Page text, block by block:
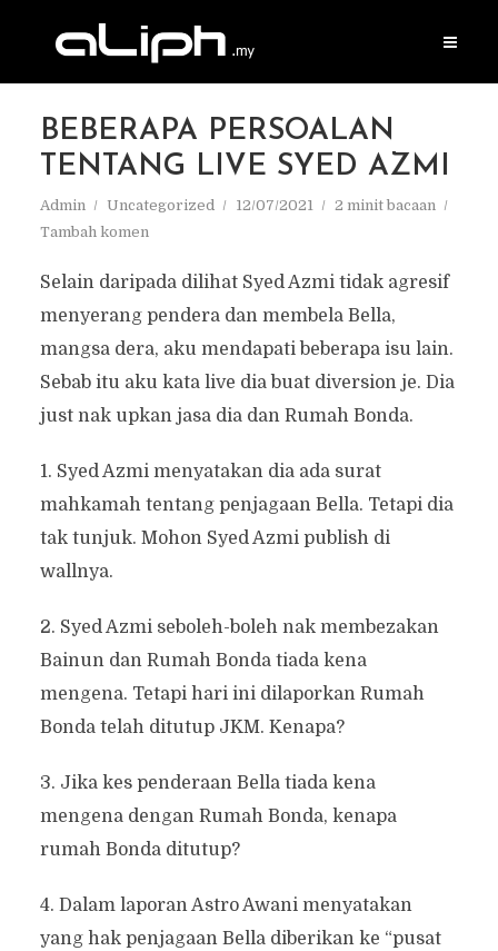
BEBERAPA PERSOALAN
TENTANG LIVE SYED AZMI
Admin Uncategorized 12/07/2021
2 minit bacaan
Tambah komen
Selain daripada dilihat Syed Azmi tidak agresif
menyerang pendera dan membela Bella,
mangsa dera, aku mendapati beberapa isu lain.
Sebab itu aku kata live dia buat diversion je. Dia
just nak upkan jasa dia dan Rumah Bonda.
1. Syed Azmi menyatakan dia ada surat
mahkamah tentang penjagaan Bella. Tetapi dia
tak tunjuk. Mohon Syed Azmi publish di
wallnya.
2. Syed Azmi seboleh-boleh nak membezakan
Bainun dan Rumah Bonda tiada kena
mengena. Tetapi hari ini dilaporkan Rumah
Bonda telah ditutup JKM. Kenapa?
3. Jika kes penderaan Bella tiada kena
mengena dengan Rumah Bonda, kenapa
rumah Bonda ditutup?
4. Dalam laporan Astro Awani menyatakan
yang hak penjagaan Bella diberikan ke “pusat